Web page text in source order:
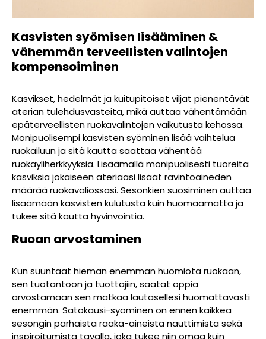
Kasvisten syömisen lisääminen &
vähemmän terveellisten valintojen
kompensoiminen
Kasvikset, hedelmät ja kuitupitoiset viljat pienentävät
aterian tulehdusvasteita, mikä auttaa vähentämään
epäterveellisten ruokavalintojen vaikutusta kehossa.
Monipuolisempi kasvisten syöminen lisää vaihtelua
ruokailuun ja sitä kautta saattaa vähentää
ruokayliherkkyyksiä. Lisäämällä monipuolisesti tuoreita
kasviksia jokaiseen ateriaasi lisäät ravintoaineden
määrää ruokavaliossasi. Sesonkien suosiminen auttaa
lisäämään kasvisten kulutusta kuin huomaamatta ja
tukee sitä kautta hyvinvointia.
Ruoan arvostaminen
Kun suuntaat hieman enemmän huomiota ruokaan,
sen tuotantoon ja tuottajiin, saatat oppia
arvostamaan sen matkaa lautasellesi huomattavasti
enemmän. Satokausi-syöminen on ennen kaikkea
sesongin parhaista raaka-aineista nauttimista sekä
inspiroitumista tavalla, joka tukee niin omaa kuin